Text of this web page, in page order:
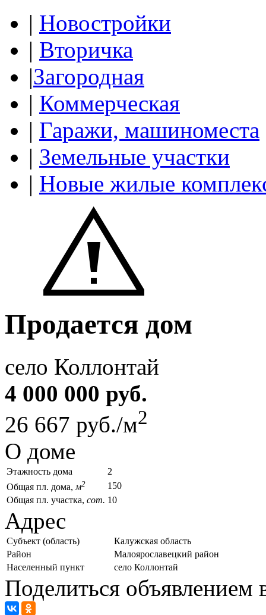
| Новостройки
| Вторичка
|Загородная
| Коммерческая
| Гаражи, машиноместа
| Земельные участки
| Новые жилые
Продается дом
село Коллонтай
4 000 000 руб.
26 667 руб./м2
О доме
Этажность дома
2
Общая пл. дома, м2
150
Общая пл. участка, сот. 10
Адрес
Субъект (область)
Калужская область
Район
Малоярославецкий район
Населенный пункт
село Коллонтай
Поделиться объявлением